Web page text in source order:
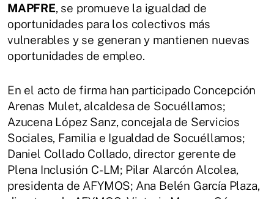
MAPFRE, se promueve la igualdad de
oportunidades para los colectivos más
vulnerables y se generan y mantienen nuevas
oportunidades de empleo.
En el acto de firma han participado Concepción
Arenas Mulet, alcaldesa de Socuéllamos;
Azucena López Sanz, concejala de Servicios
Sociales, Familia e Igualdad de Socuéllamos;
Daniel Collado Collado, director gerente de
Plena Inclusión C-LM; Pilar Alarcón Alcolea,
presidenta de AFYMOS; Ana Belén García Plaza,